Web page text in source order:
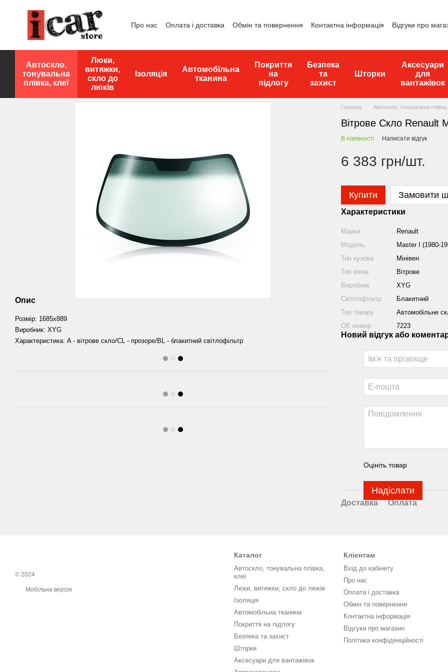
Про нас Оплата і доставка Обмін та повернення Контактна інформація Відгуки про
Автоскло,
тонувальна
плівка, клеї
Люки,
витяжки,
скло до
люків
Ізоляція
Автомобільна
тканина
Покриття
на
підлогу
Безпека
та
захист
Шторки
Аксесуари
для
вантажівок
Опис
Розмір: 1685х889
Виробник: XYG
Характеристика: A - вітрове скло/CL - прозоре/BL - блакитний світлофільтр
Головна Автоскло, тонувальна плівка,
Вітрове Скло Renault
В наявності Написати відгук
6 383 грн/шт.
Купити Замовити
Характеристики
Марка
Renault
Модель
Master I (1980-
Тип кузова
Мінівен
Тип вікна
Вітрове
Виробник
XYG
Світлофільтр
Блакитний
Тип товару
Автомобільне
ОЕ номер
7223
Новий відгук або
Оцініть товар
Надіслати
Доставка Оплата
© 2024
Мобільна версія
Каталог
Автоскло, тонувальна плівка,
клеї
Люки, витяжки, скло до люків
Ізоляція
Автомобільна тканина
Покриття на підлогу
Безпека та захист
Шторки
Аксесуари для вантажівок
Клієнтам
Вхід до кабінету
Про нас
Оплата і доставка
Обмін та повернення
Контактна інформація
Відгуки про магазин
Політика конфіденційності